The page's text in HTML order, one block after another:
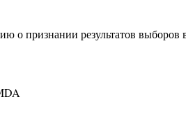
о признании результатов